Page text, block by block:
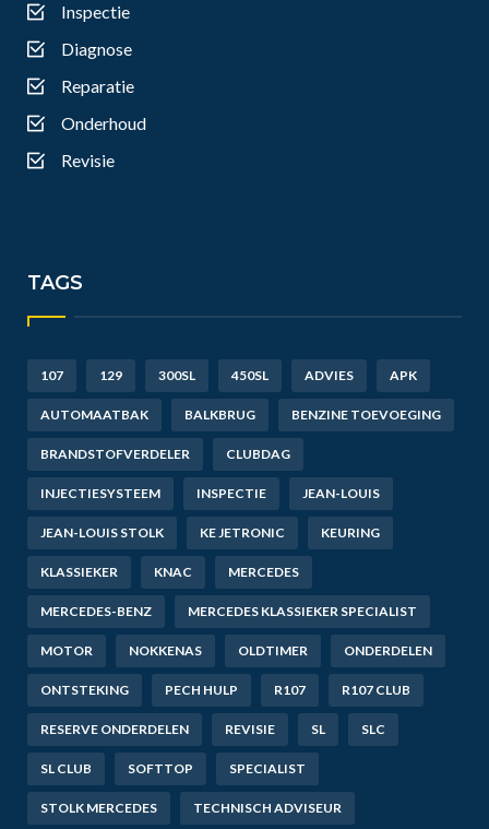
Inspectie
Diagnose
Reparatie
Onderhoud
Revisie
TAGS
107 129 300SL 450SL ADVIES APK
AUTOMAATBAK BALKBRUG BENZINE TOEVOEGING
BRANDSTOFVERDELER CLUBDAG
INJECTIESYSTEEM INSPECTIE JEAN-LOUIS
JEAN-LOUIS STOLK KE JETRONIC KEURING
KLASSIEKER KNAC MERCEDES
MERCEDES-BENZ MERCEDES KLASSIEKER SPECIALIST
MOTOR NOKKENAS OLDTIMER ONDERDELEN
ONTSTEKING PECH HULP R107 R107 CLUB
RESERVE ONDERDELEN REVISIE SL SLC
SL CLUB SOFTTOP SPECIALIST
STOLK MERCEDES TECHNISCH ADVISEUR